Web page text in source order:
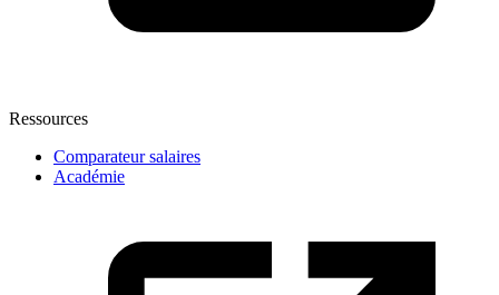
Ressources
Comparateur salaires
Académie